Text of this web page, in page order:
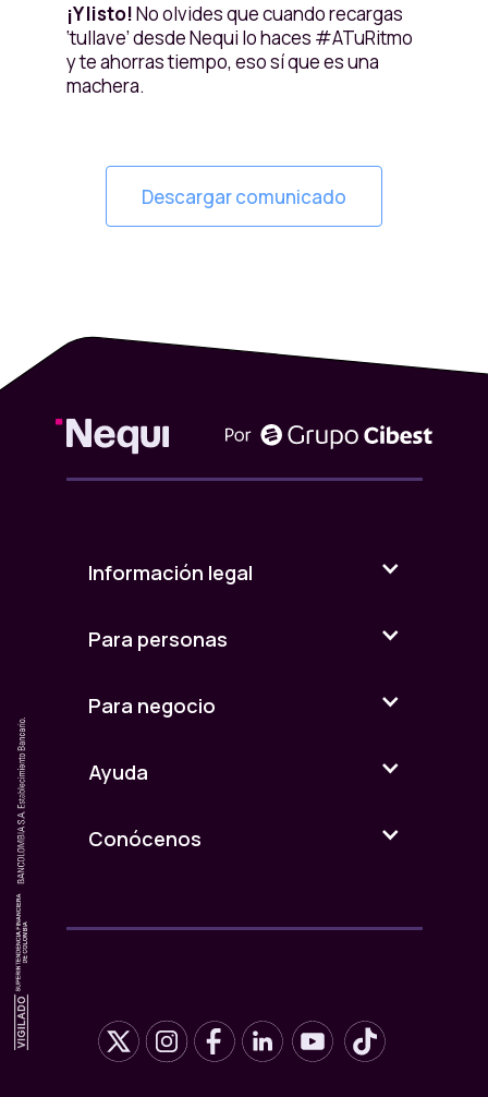
¡Y listo!No olvides que cuando recargas
‘tullave’ desde Nequi lo haces #ATuRitmo
y te ahorras tiempo, eso sí que es una
machera.
Descargar comunicado
Información legal
Para personas
Para negocio
Ayuda
Conócenos